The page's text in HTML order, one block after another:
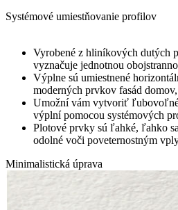
Systémové umiestňovanie profilov
Vyrobené z hliníkových dutých
vyznačuje jednotnou
Výplne sú umiestnené
moderných prvkov fasád
Umožní vám vytvoriť
výplní pomocou systémových
Plotové prvky sú ľahké, ľahko
odolné voči poveternostným
Minimalistická úprava